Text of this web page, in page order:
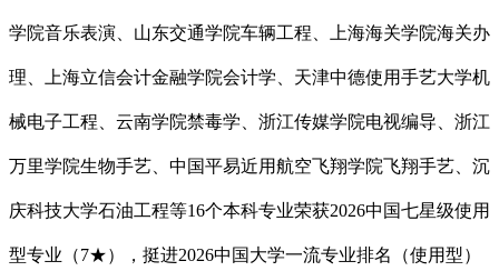
学院音乐表演、山东交通学院车辆工程、上海海关学院海关办
理、上海立信会计金融学院会计学、天津中德使用手艺大学机
械电子工程、云南学院禁毒学、浙江传媒学院电视编导、浙江
万里学院生物手艺、中国平易近用航空飞翔学院飞翔手艺、沉
庆科技大学石油工程等16个本科专业荣获2026中国七星级使用
型专业（7★），挺进2026中国大学一流专业排名（使用型）